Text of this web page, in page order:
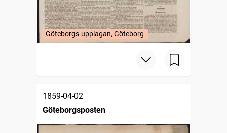
Göteborgs-upplagan, Göteborg
1859-04-02
Göteborgsposten